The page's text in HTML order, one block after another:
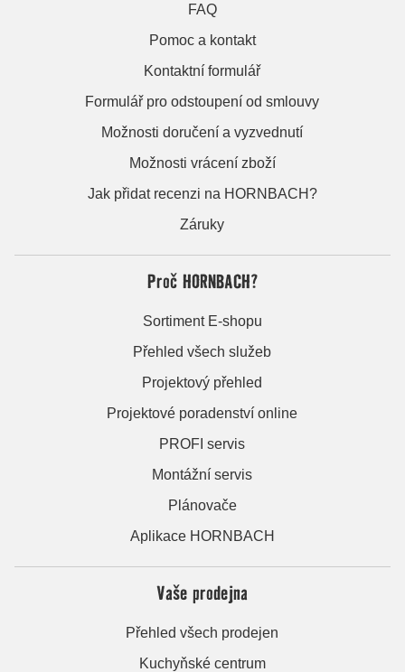
FAQ
Pomoc a kontakt
Kontaktní formulář
Formulář pro odstoupení od smlouvy
Možnosti doručení a vyzvednutí
Možnosti vrácení zboží
Jak přidat recenzi na HORNBACH?
Záruky
Proč HORNBACH?
Sortiment E-shopu
Přehled všech služeb
Projektový přehled
Projektové poradenství online
PROFI servis
Montážní servis
Plánovače
Aplikace HORNBACH
Vaše prodejna
Přehled všech prodejen
Kuchyňské centrum